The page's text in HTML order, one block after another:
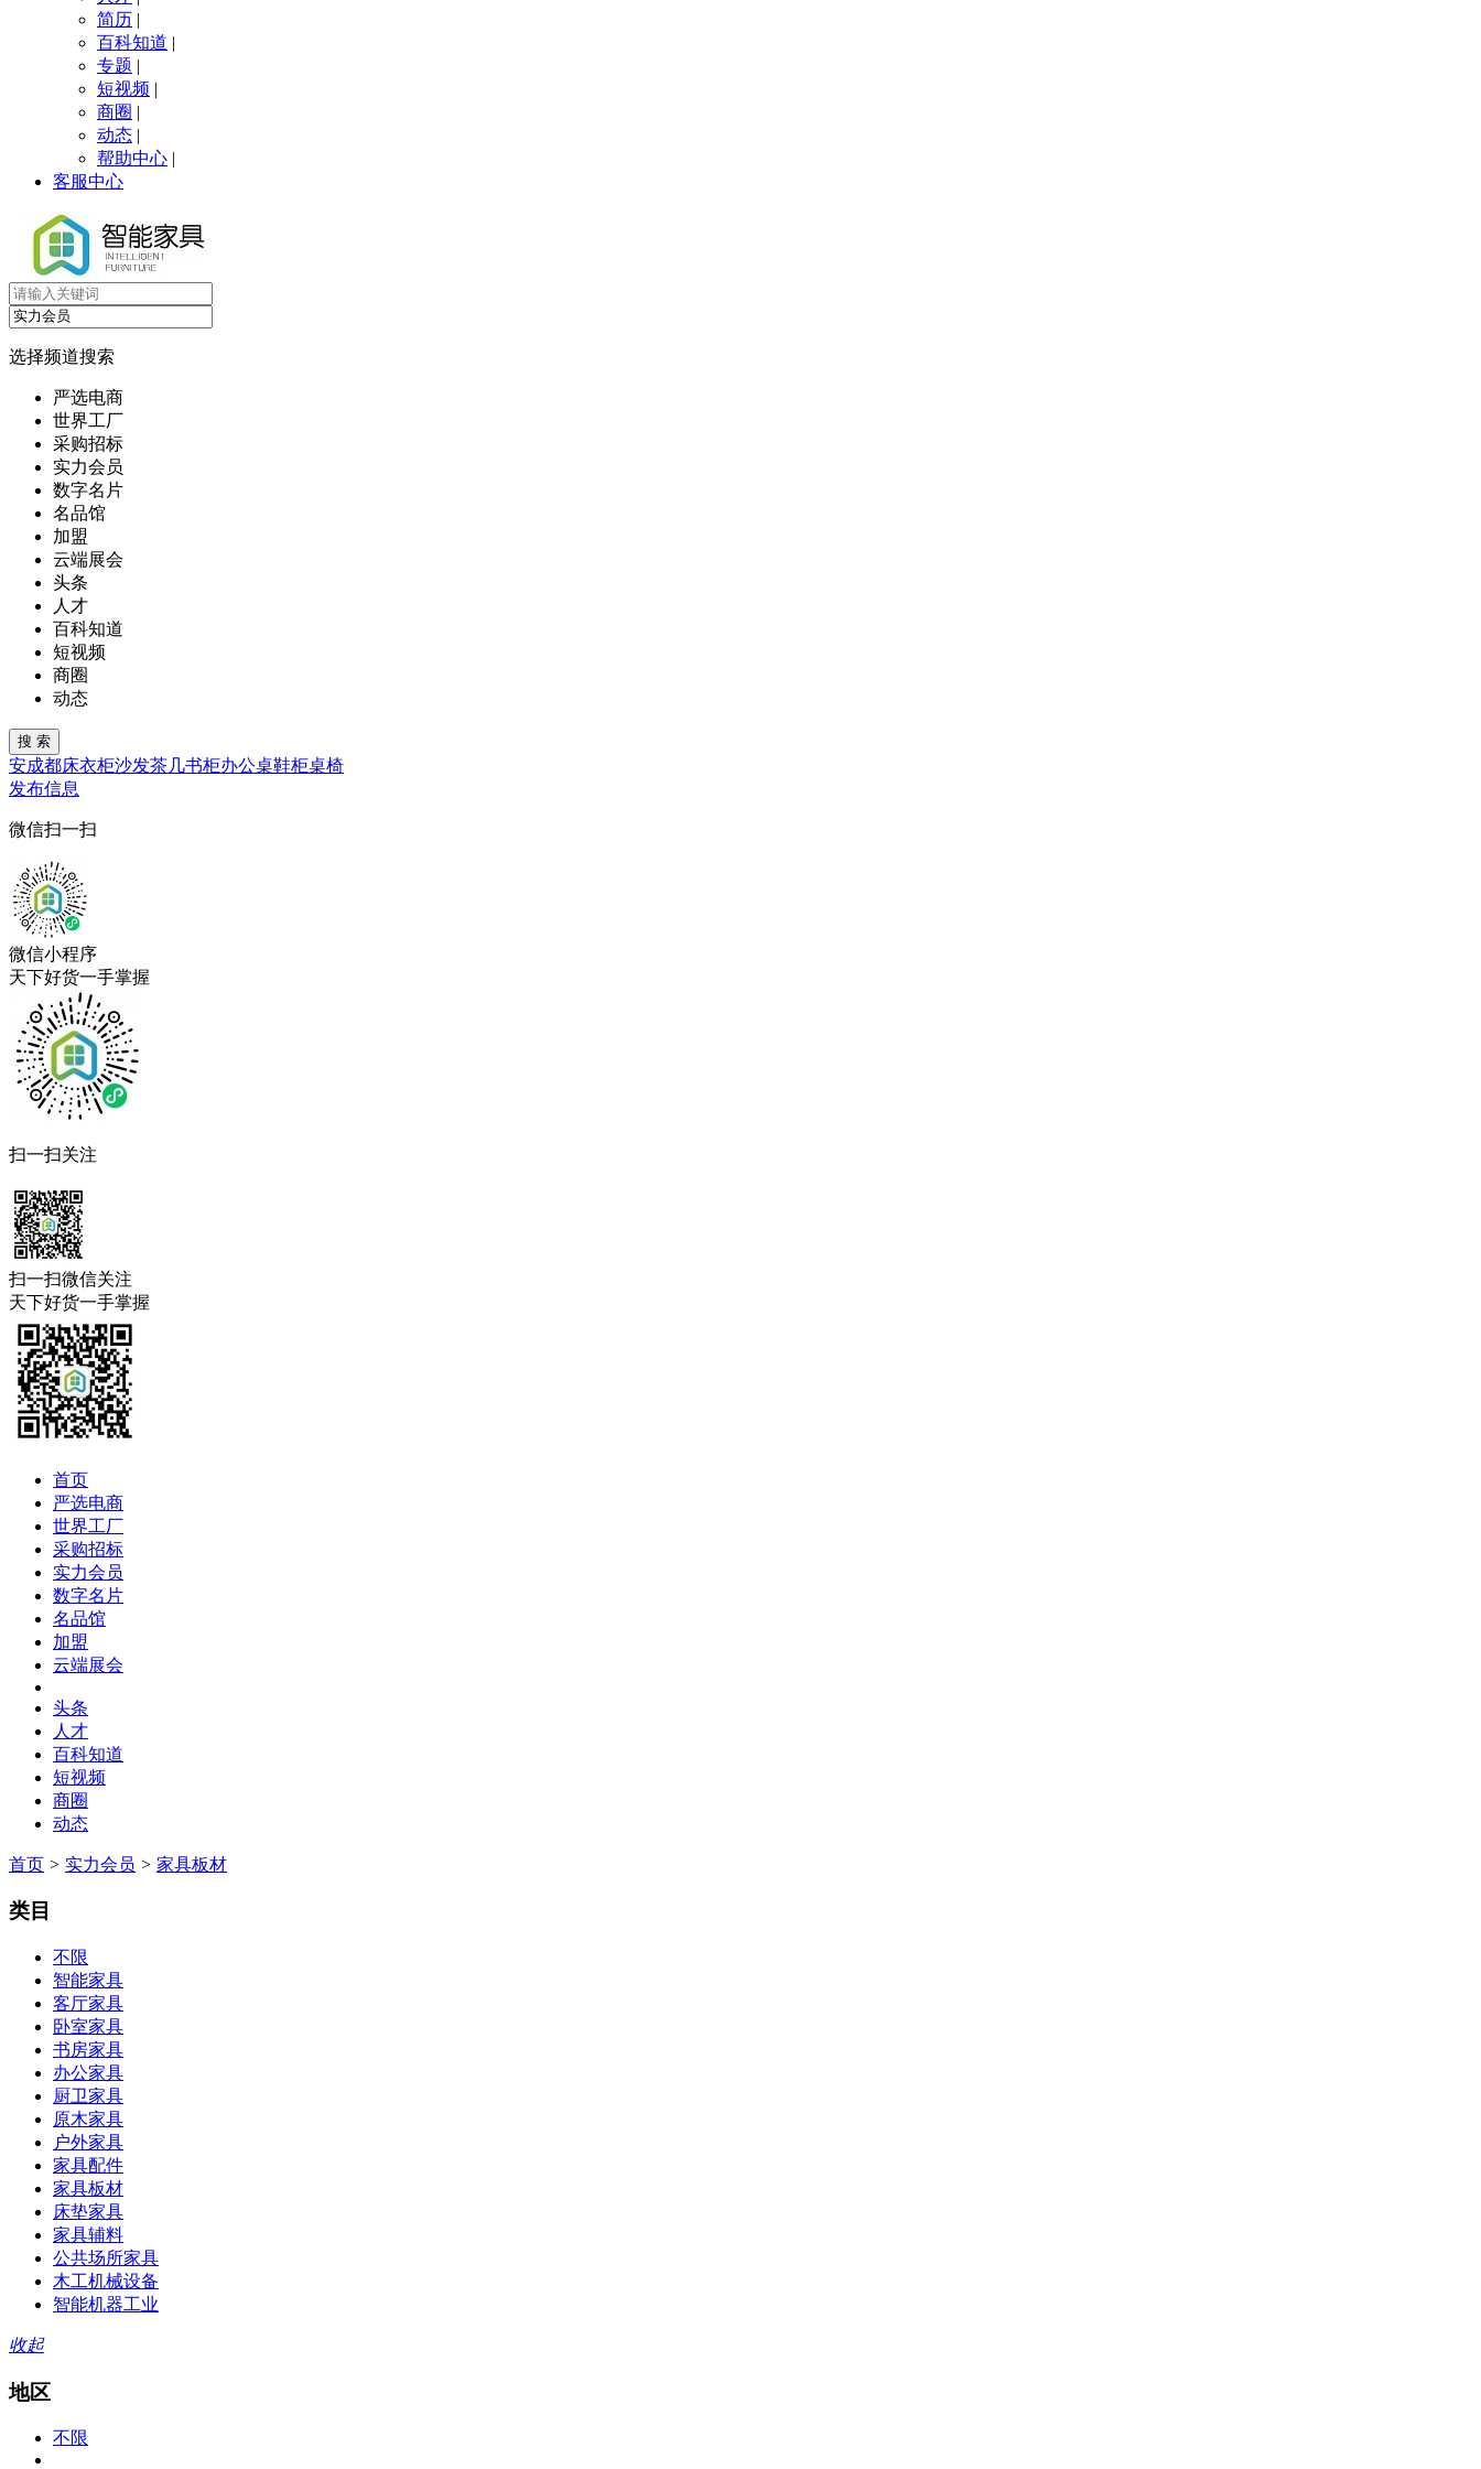
简历 |
百科知道 |
专题 |
短视频 |
商圈 |
动态 |
帮助中心 |
客服中心
选择频道搜索
严选电商
世界工厂
采购招标
实力会员
数字名片
名品馆
加盟
云端展会
头条
人才
百科知道
短视频
商圈
动态
安成都床衣柜沙发茶几书柜办公桌鞋柜桌椅
发布信息
微信扫一扫
微信小程序
天下好货一手掌握
扫一扫关注
扫一扫微信关注
天下好货一手掌握
首页
严选电商
世界工厂
采购招标
实力会员
数字名片
名品馆
加盟
云端展会
头条
人才
百科知道
短视频
商圈
动态
首页 > 实力会员 > 家具板材
类目
不限
智能家具
客厅家具
卧室家具
书房家具
办公家具
厨卫家具
原木家具
户外家具
家具配件
家具板材
床垫家具
家具辅料
公共场所家具
木工机械设备
智能机器工业
收起
地区
不限